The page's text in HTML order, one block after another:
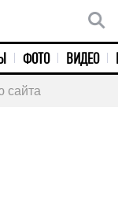
ФОТО ВИДЕО
сайта